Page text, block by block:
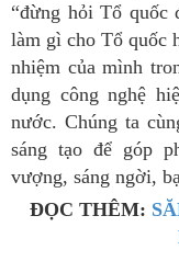
“đừng hỏi Tổ quốc
làm gì cho Tổ quốc
nhiệm của mình
dụng công nghệ
nước. Chúng ta
sáng tạo để góp
vượng, sáng ngời,
ĐỌC THÊM: